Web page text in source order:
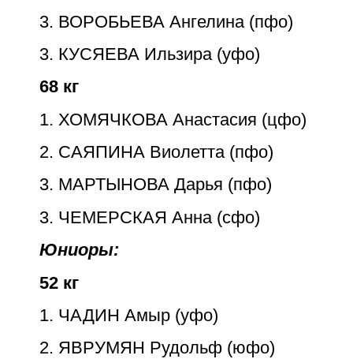
3. ВОРОБЬЕВА Ангелина (пфо)
3. КУСЯЕВА Ильзира (уфо)
68 кг
1. ХОМЯЧКОВА Анастасия (цфо)
2. САЯПИНА Виолетта (пфо)
3. МАРТЫНОВА Дарья (пфо)
3. ЧЕМЕРСКАЯ Анна (сфо)
Юниоры:
52 кг
1. ЧАДИН Амыр (уфо)
2. ЯВРУМЯН Рудольф (юфо)